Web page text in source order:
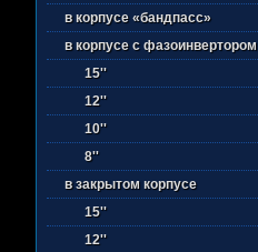
в корпусе «бандпасс»
в корпусе с фазоинвертором
15''
12''
10''
8''
в закрытом корпусе
15''
12''